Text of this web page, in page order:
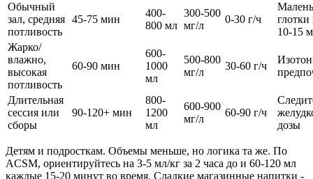
Обычный
зал, средняя
потливость
45-75 мин
400-
800 мл
300-500
мг/л
0-30 г/ч
10-15
Жарко/
влажно,
высокая
потливость
60-90 мин
600-
1000
мл
500-800
мг/л
30-60 г/ч
Длительная
сессия или
сборы
90-120+ мин
800-
1200
мл
600-900
мг/л
60-90 г/ч
дозы
Детям и подросткам. Объемы меньше, но логика та же. По
ACSM, ориентируйтесь на 3-5 мл/кг за 2 часа до и 60-120 мл
каждые 15-20 минут во время. Сладкие магазинные напитки -